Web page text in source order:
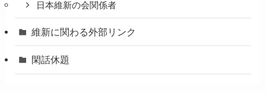
日本維新の会関係者
維新に関わる外部リンク
閑話休題